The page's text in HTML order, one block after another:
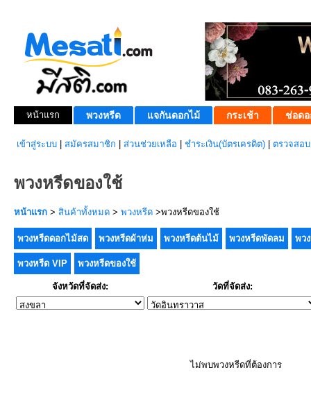
หน้าแรก พวงหรีด แจกันดอกไม้ กระเช้า ช่อดอ
เข้าสู่ระบบ สมัครสมาชิก ส่วนช่วยเหลือ ชำระเงิน(บัตรเครดิต) ตรวจสอ
พวงหรีดของใช้
หน้าแรก > สินค้าทั้งหมด > พวงหรีด >พวงหรีดของใช้
พวงหรีดดอกไม้สด พวงหรีดผ้าห่ม พวงหรีดต้นไม้ พวงหรีดพัดลม พว
พวงหรีด VIP พวงหรีดของใช้
จังหวัดที่จัดส่ง: วัดที่จัดส่ง:
ไม่พบพวงหรีดที่ต้องการ